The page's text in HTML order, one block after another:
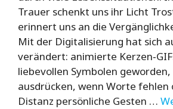
Trauer schenkt uns ihr Licht
erinnert uns an die
Mit der Digitalisierung hat sich
verändert: animierte
liebevollen Symbolen
ausdrücken, wenn Worte fehlen
Distanz persönliche Gesten …